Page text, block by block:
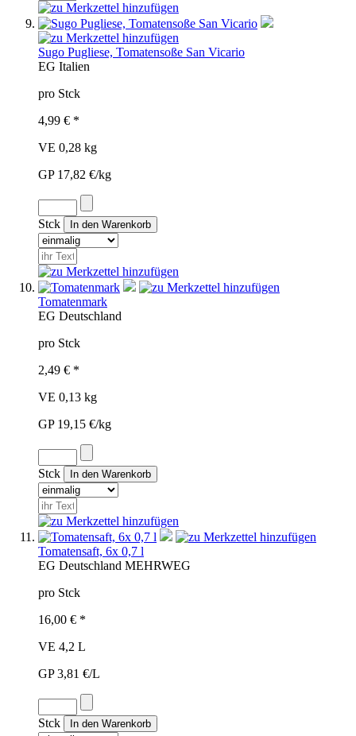
Sugo Pugliese, Tomatensoße San Vicario
EG Italien
pro Stck
4,99 € *
VE 0,28 kg
GP 17,82 €/kg
Stck
Tomatenmark
EG Deutschland
pro Stck
2,49 € *
VE 0,13 kg
GP 19,15 €/kg
Stck
Tomatensaft, 6x 0,7 l
EG Deutschland MEHRWEG
pro Stck
16,00 € *
VE 4,2 L
GP 3,81 €/L
Stck